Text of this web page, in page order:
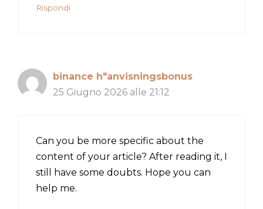
Rispondi
binance h"anvisningsbonus
25 Giugno 2026 alle 21:12
Can you be more specific about the
content of your article? After reading it, I
still have some doubts. Hope you can
help me.